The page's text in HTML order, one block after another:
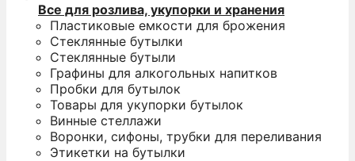
Все для розлива, укупорки и хранения
Пластиковые емкости для брожения
Стеклянные бутылки
Стеклянные бутыли
Графины для алкогольных напитков
Пробки для бутылок
Товары для укупорки бутылок
Винные стеллажи
Воронки, сифоны, трубки для переливания
Этикетки на бутылки